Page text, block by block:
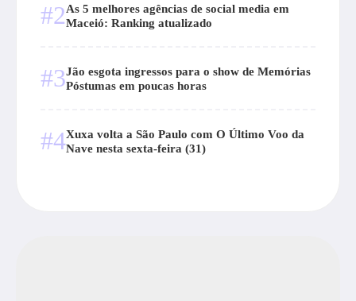
#2As 5 melhores agências de social media em
Maceió: Ranking atualizado
#3Jão esgota ingressos para o show de Memórias
Póstumas em poucas horas
#4Xuxa volta a São Paulo com O Último Voo da
Nave nesta sexta-feira (31)